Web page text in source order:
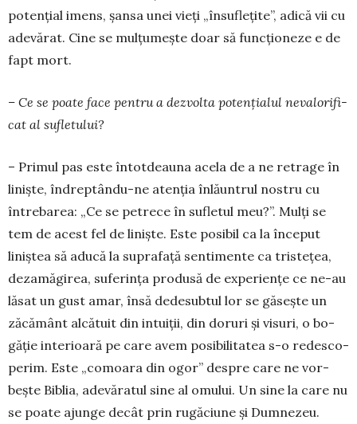
potențial imens, șansa unei vieți „însu­flețite”, adică vii cu
adevărat. Cine se mulțumește doar să func­țio­neze e de
fapt mort.
– Ce se poate face pentru a dezvolta poten­țialul nevalori­fi­
cat al sufletului?
– Primul pas este întot­dea­una acela de a ne retrage în
li­niște, îndreptându-ne atenția în­lăuntrul nostru cu
întrebarea: „Ce se petrece în sufletul meu?”. Mulți se
tem de acest fel de liniște. Este posibil ca la început
liniștea să aducă la suprafață sentimente ca tristețea,
dezamăgirea, suferința produsă de experiențe ce ne-au
lăsat un gust amar, însă dede­subtul lor se găsește un
zăcământ alcătuit din in­tuiții, din doruri și visuri, o bo­
găție interioară pe care avem posibilitatea s-o redes­co­
perim. Este „co­moara din ogor” des­pre care ne vor­­
bește Biblia, ade­văratul sine al omului. Un sine la care nu
se poate ajunge decât prin ru­găciune și Dum­nezeu.